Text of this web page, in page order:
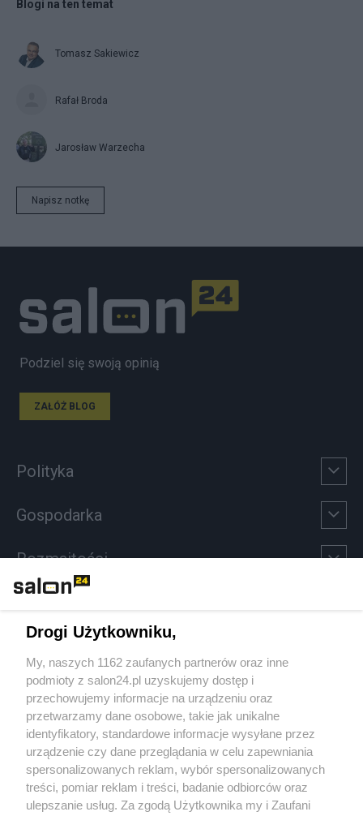
Blogi na ten temat
Tomasz Sakiewicz
Rafał Broda
Jarosław Warzecha
Napisz notkę
Podziel się swoją opinią
ZAŁÓŻ BLOG
Polityka
Gospodarka
Rozmaitości
Sport
Społeczeństwo
Kultura
X Facebook Instagram Youtube
Drogi Użytkowniku,
My, naszych 1162 zaufanych partnerów oraz inne
podmioty z salon24.pl uzyskujemy dostęp i
przechowujemy informacje na urządzeniu oraz
przetwarzamy dane osobowe, takie jak unikalne
identyfikatory, standardowe informacje wysyłane przez
urządzenie czy dane przeglądania w celu zapewniania
spersonalizowanych reklam, wybór spersonalizowanych
treści, pomiar reklam i treści, badanie odbiorców oraz
ulepszanie usług. Za zgodą Użytkownika my i Zaufani